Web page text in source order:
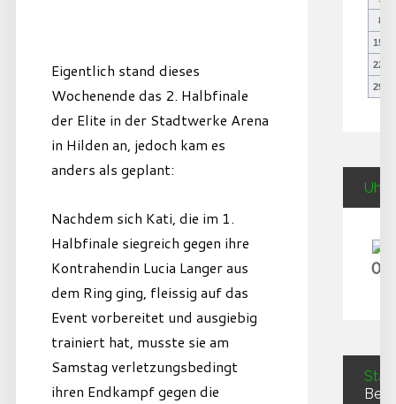
Eigentlich stand dieses
Wochenende das 2. Halbfinale
der Elite in der Stadtwerke Arena
in Hilden an, jedoch kam es
anders als geplant:
Nachdem sich Kati, die im 1.
Halbfinale siegreich gegen ihre
Kontrahendin Lucia Langer aus
dem Ring ging, fleissig auf das
Event vorbereitet und ausgiebig
trainiert hat, musste sie am
Samstag verletzungsbedingt
ihren Endkampf gegen die
8
15
22
29